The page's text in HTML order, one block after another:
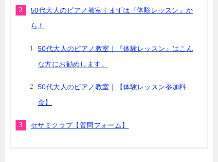
50代大人のピアノ教室｜まずは『体験レッスン』か
ら！
50代大人のピアノ教室｜『体験レッスン』はこん
な方にお勧めします。
50代大人のピアノ教室｜【体験レッスン参加料
金】
セサミクラブ【質問フォーム】